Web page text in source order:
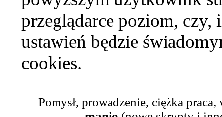
przeglądarce poziom,
ustawień będzie
cookies.
Pomysł, prowadzenie, ciężka